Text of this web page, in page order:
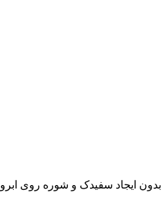
ایجاد سفیدک و شوره روی